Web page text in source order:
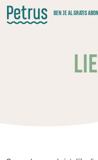
Doorgaan
naar
hoofdinhoud
BEN JE AL GRATIS